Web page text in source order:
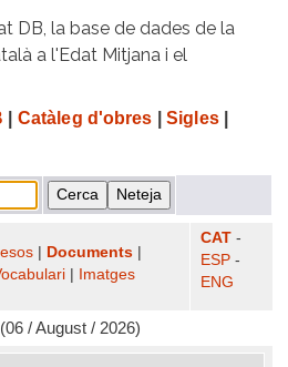
DB, la base de dades de la
a l'Edat Mitjana i el
Catàleg d'obres Sigles|
Documents
Imatges
CAT -
ESP -
ENG
/ August / 2026)